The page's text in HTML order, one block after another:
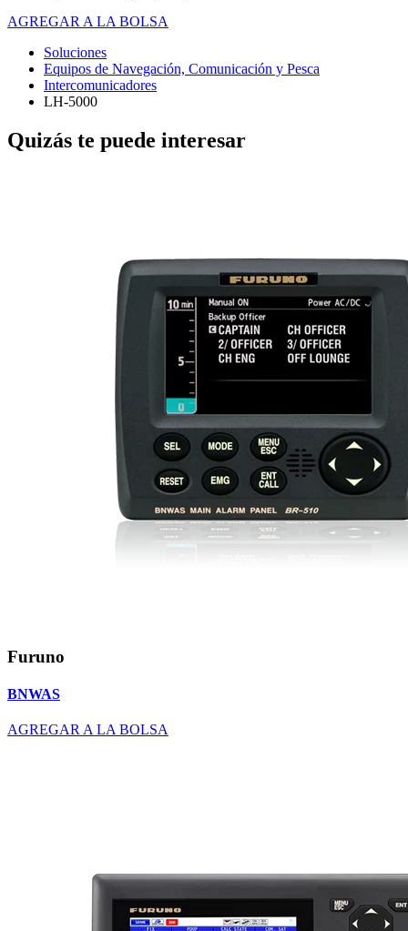
AGREGAR A LA BOLSA
Soluciones
Equipos de Navegación, Comunicación y Pesca
Intercomunicadores
LH-5000
Quizás te puede interesar
Furuno
BNWAS
AGREGAR A LA BOLSA